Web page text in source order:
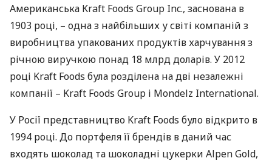
Американська Kraft Foods Group Inc., заснована в
1903 році, – одна з найбільших у світі компаній з
виробництва упакованих продуктів харчування з
річною виручкою понад 18 млрд доларів. У 2012
році Kraft Foods була розділена на дві незалежні
компанії – Kraft Foods Group і Mondelz International.
У Росії представництво Kraft Foods було відкрито в
1994 році. До портфеля її брендів в даний час
входять шоколад та шоколадні цукерки Alpen Gold,